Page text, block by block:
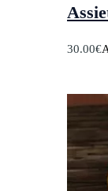
30.00€